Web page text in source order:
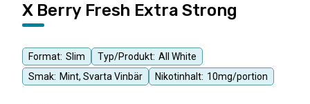
Format: Slim Typ/Produkt: All White
Smak: Mint, Svarta Vinbär Nikotinhalt: 10mg/portion
X Berry Fresh Extra Strong